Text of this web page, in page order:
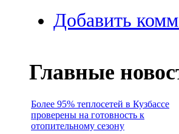
Добавить
Главные
Более 95% теплосетей в Кузбассе
проверены на готовность к
отопительному сезону